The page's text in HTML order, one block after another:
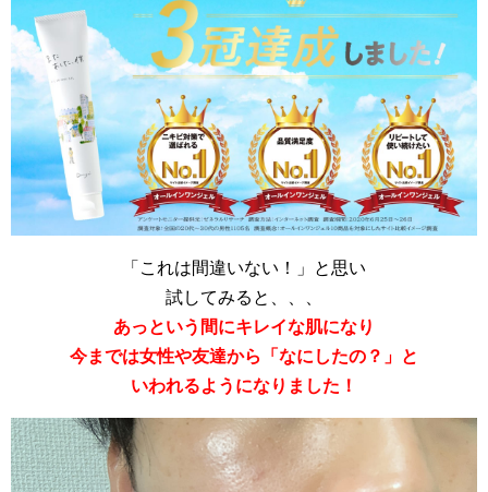
「これは間違いない！」と思い
試してみると、、、
あっという間にキレイな肌になり
今までは女性や友達から「なにしたの？」と
いわれるようになりました！